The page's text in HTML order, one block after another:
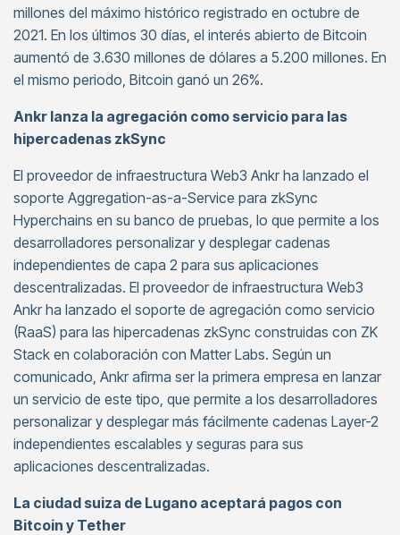
millones del máximo histórico registrado en octubre de
2021. En los últimos 30 días, el interés abierto de Bitcoin
aumentó de 3.630 millones de dólares a 5.200 millones. En
el mismo periodo, Bitcoin ganó un 26%.
Ankr lanza la agregación como servicio para las
hipercadenas zkSync
El proveedor de infraestructura Web3 Ankr ha lanzado el
soporte Aggregation-as-a-Service para zkSync
Hyperchains en su banco de pruebas, lo que permite a los
desarrolladores personalizar y desplegar cadenas
independientes de capa 2 para sus aplicaciones
descentralizadas. El proveedor de infraestructura Web3
Ankr ha lanzado el soporte de agregación como servicio
(RaaS) para las hipercadenas zkSync construidas con ZK
Stack en colaboración con Matter Labs. Según un
comunicado, Ankr afirma ser la primera empresa en lanzar
un servicio de este tipo, que permite a los desarrolladores
personalizar y desplegar más fácilmente cadenas Layer-2
independientes escalables y seguras para sus
aplicaciones descentralizadas.
La ciudad suiza de Lugano aceptará pagos con
Bitcoin y Tether